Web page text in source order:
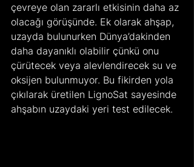
çevreye olan zararlı etkisinin daha az
olacağı görüşünde. Ek olarak ahşap,
uzayda bulunurken Dünya’dakinden
daha dayanıklı olabilir çünkü onu
çürütecek veya alevlendirecek su ve
oksijen bulunmuyor. Bu fikirden yola
çıkılarak üretilen LignoSat sayesinde
ahşabın uzaydaki yeri test edilecek.